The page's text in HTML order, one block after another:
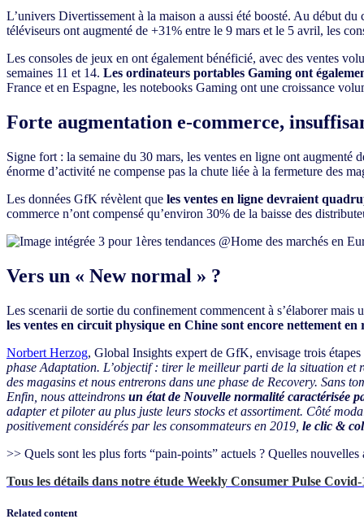
L’univers Divertissement à la maison a aussi été boosté. Au début
téléviseurs ont augmenté de +31% entre le 9 mars et le 5 avril, les
Les consoles de jeux en ont également bénéficié, avec des ventes
semaines 11 et 14. Les ordinateurs portables Gaming ont
France et en Espagne, les notebooks Gaming ont une croissance
Forte augmentation e-commerce,
Signe fort : la semaine du 30 mars, les ventes en ligne ont
énorme d’activité ne compense pas la chute liée à la fermeture des
Les données GfK révèlent que les ventes en ligne devraient
commerce n’ont compensé qu’environ 30% de la baisse des
Vers un « New normal » ?
Les scenarii de sortie du confinement commencent à s’élaborer
les ventes en circuit physique en Chine sont encore nettement
Norbert Herzog, Global Insights expert de GfK, envisage trois
phase Adaptation. L’objectif : tirer le meilleur parti de la situation et
des magasins et nous entrerons dans une phase de Recovery. Sans
Enfin, nous atteindrons un état de Nouvelle normalité caractérisée
adapter et piloter au plus juste leurs stocks et assortiment. Côté
positivement considérés par les consommateurs en 2019, le clic &
>> Quels sont les plus forts “pain-points” actuels ? Quelles
Tous les détails dans notre étude Weekly Consumer Pulse Covid-
Related content